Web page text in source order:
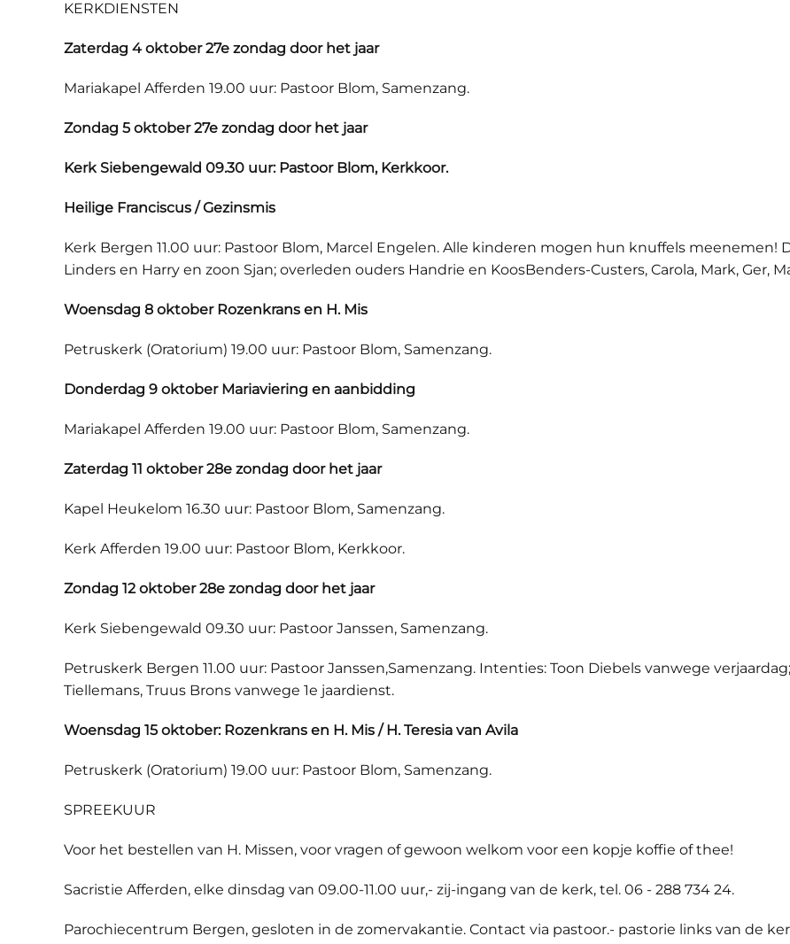
KERKDIENSTEN
Zaterdag 4 oktober 27e zondag door het jaar
Mariakapel Afferden 19.00 uur: Pastoor Blom, Samenzang.
Zondag 5 oktober 27e zondag door het jaar
Kerk Siebengewald 09.30 uur: Pastoor Blom, Kerkkoor.
Heilige Franciscus / Gezinsmis
Kerk Bergen 11.00 uur: Pastoor Blom, Marcel Engelen. Alle kinderen mogen hun knuffels meenemen!
Linders en Harry en zoon Sjan; overleden ouders Handrie en KoosBenders-Custers, Carola, Mark, Ger,
Woensdag 8 oktober Rozenkrans en H. Mis
Petruskerk (Oratorium) 19.00 uur: Pastoor Blom, Samenzang.
Donderdag 9 oktober Mariaviering en aanbidding
Mariakapel Afferden 19.00 uur: Pastoor Blom, Samenzang.
Zaterdag 11 oktober 28e zondag door het jaar
Kapel Heukelom 16.30 uur: Pastoor Blom, Samenzang.
Kerk Afferden 19.00 uur: Pastoor Blom, Kerkkoor.
Zondag 12 oktober 28e zondag door het jaar
Kerk Siebengewald 09.30 uur: Pastoor Janssen, Samenzang.
Petruskerk Bergen 11.00 uur: Pastoor Janssen,Samenzang. Intenties: Toon Diebels vanwege
Tiellemans, Truus Brons vanwege 1e jaardienst.
Woensdag 15 oktober: Rozenkrans en H. Mis / H. Teresia van Avila
Petruskerk (Oratorium) 19.00 uur: Pastoor Blom, Samenzang.
SPREEKUUR
Voor het bestellen van H. Missen, voor vragen of gewoon welkom voor een kopje koffie of thee!
Sacristie Afferden, elke dinsdag van 09.00-11.00 uur,- zij-ingang van de kerk, tel. 06 - 288 734 24.
Parochiecentrum Bergen, gesloten in de zomervakantie. Contact via pastoor.- pastorie links van de